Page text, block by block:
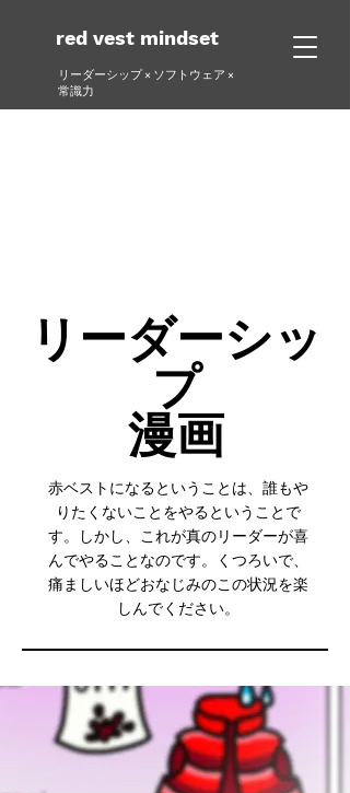
red vest mindset
リーダーシップ × ソフトウェア ×
常識力
赤ベストになるということは、誰もや
りたくないことをやるということで
す。しかし、これが真のリーダーが喜
んでやることなのです。くつろいで、
痛ましいほどおなじみのこの状況を楽
しんでください。
リーダーシッ
プ
漫画